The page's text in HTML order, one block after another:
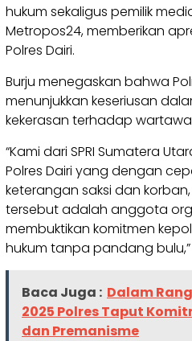
hukum sekaligus pemilik
Metropos24, memberikan
Polres Dairi.
Burju menegaskan bahwa
menunjukkan keseriusan
kekerasan terhadap
“Kami dari SPRI Sumatera
Polres Dairi yang dengan
keterangan saksi dan
tersebut adalah anggota
membuktikan komitmen
hukum tanpa pandang bulu,”
Baca Juga : Dalam
2025 Polres Taput
dan Premanisme